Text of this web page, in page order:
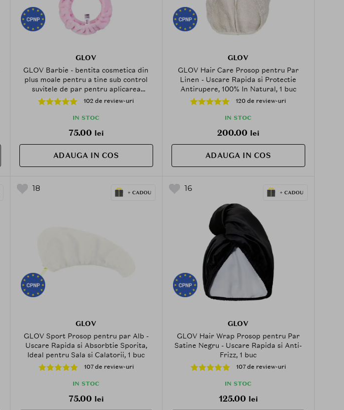
GLOV
GLOV Barbie - bentita cosmetica din
plus moale pentru a tine sub control
suvitele de par pentru aplicarea
machiajului si a rutinelor de ingrijire la
domiciliu
102 de review-uri
IN STOC
75.00 lei
ADAUGA IN COS
GLOV
GLOV Hair Care Prosop pentru Par
Linen - Uscare Rapida si Protectie
Antirupere, 100% In Natural, 1 buc
120 de review-uri
IN STOC
200.00 lei
ADAUGA IN COS
18
GLOV
GLOV Sport Prosop pentru par Alb -
Uscare Rapida si Absorbtie Sporita,
Ideal pentru Sala si Calatorii, 1 buc
107 de review-uri
IN STOC
75.00 lei
16
GLOV
GLOV Hair Wrap Prosop pentru Par
Satine Negru - Uscare Rapida si Anti-
Frizz, 1 buc
107 de review-uri
IN STOC
125.00 lei